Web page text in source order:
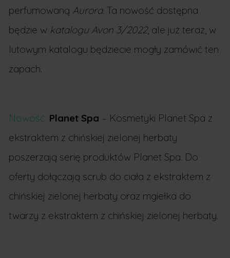
perfumowaną Aurora. Ta nowość dostępna
będzie w katalogu Avon 3/2022, ale już teraz, w
lutowym katalogu będziecie mogły zamówić ten
zapach.
Nowość: Planet Spa – Kosmetyki Planet Spa z
ekstraktem z chińskiej zielonej herbaty
poszerzają serię produktów Planet Spa. Do
oferty dołączają scrub do ciała z ekstraktem z
chińskiej zielonej herbaty oraz mgiełka do
twarzy z ekstraktem z chińskiej zielonej herbaty.